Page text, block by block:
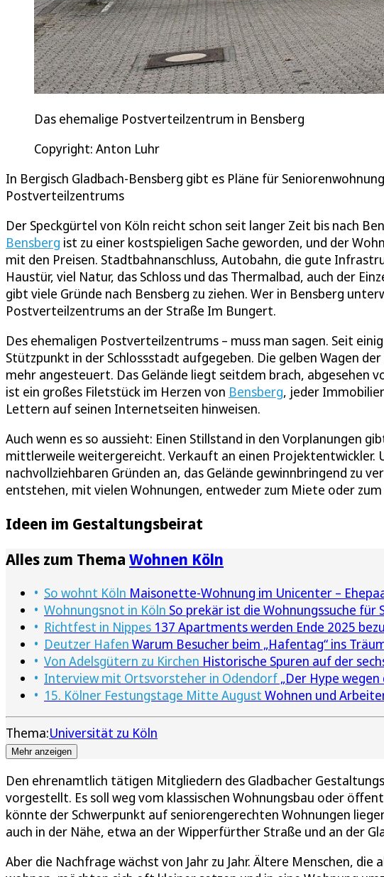
Das ehemalige Postverteilzentrum in Bensberg
Copyright: Anton Luhr
In Bergisch Gladbach-Bensberg gibt es Pläne für
Postverteilzentrums
Der Speckgürtel von Köln reicht schon seit langer Zeit bis nach
Bensberg ist zu einer kostspieligen Sache geworden, und der
mit den Preisen. Stadtbahnanschluss, Autobahn, die gute
Haustür, viel Natur, das Schloss und das Thermalbad, auch der
gibt viele Gründe nach Bensberg zu ziehen. Wer in Bensberg
Postverteilzentrums an der Straße Im Bungert.
Des ehemaligen Postverteilzentrums – muss man sagen. Seit
Stützpunkt in der Schlossstadt aufgegeben. Die gelben Wagen
mehr angesteuert. Das Gelände liegt seitdem brach, abgesehen
ist ein großes Filetstück im Herzen von Bensberg, jeder
Lettern auf seinen Internetseiten hinweisen.
Auch wenn es so aussieht: Einen Stillstand in den Vorplanungen
mittlerweile weitergereicht. Verkauft an einen Projektentwickler.
nachvollziehbaren Gründen an, das Gelände gewinnbringend zu
entstehen, mit vielen Wohnungen, entweder zum Miete oder zum
Ideen im Gestaltungsbeirat
Alles zum Thema Wohnen Köln
So wohnt Köln Maisonette-Wohnung im Unicenter –
Wohnungsnot in Köln So prekär ist die Wohnungssuche
Richtfest in Nippes 137 Apartments werden Ende 2025
Deutzer Hafen Warum Besucher beim „Hafentag“ ins
Von Adelsgütern zu Kirchen Historische Spuren auf der
Interview mit Ortsvorsteher in Odendorf „Der Hype
15. Kölner Festungstage Mitte August Wohnen und
Thema:Universität zu Köln
Mehr anzeigen
Den ehrenamtlich tätigen Mitgliedern des Gladbacher
vorgestellt. Es soll weg vom klassischen Wohnungsbau oder
könnte der Schwerpunkt auf seniorengerechten Wohnungen
auch in der Nähe, etwa an der Wipperfürther Straße und an der
Aber die Nachfrage wächst von Jahr zu Jahr. Ältere Menschen,